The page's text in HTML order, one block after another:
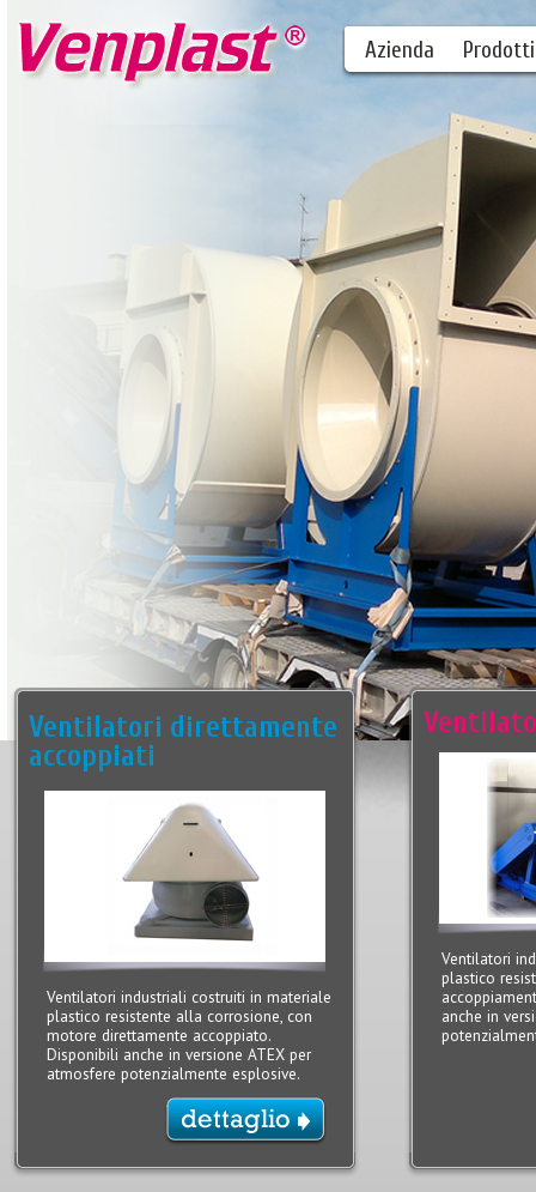
Azienda Prodotti
Ventilatori direttamente
accoppiati
Ventilatori industriali costruiti in materiale
plastico resistente alla corrosione, con
motore direttamente accoppiato.
Disponibili anche in versione ATEX per
atmosfere potenzialmente esplosive.
Ventilatori
plastico
anche in